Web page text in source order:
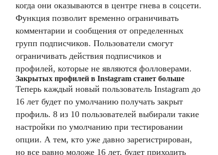
когда они оказываются в центре гнева в соцсети.
Функция позволит временно ограничивать
комментарии и сообщения от определенных
групп подписчиков. Пользователи смогут
ограничивать действия подписчиков и
профилей, которые не являются фолловерами.
Закрытых профилей в Instagram станет больше
Теперь каждый новый пользователь Instagram до
16 лет будет по умолчанию получать закрыт
профиль. 8 из 10 пользователей выбирали такие
настройки по умолчанию при тестировании
опции. А тем, кто уже давно зарегистрирован,
но все равно моложе 16 лет, будет приходить